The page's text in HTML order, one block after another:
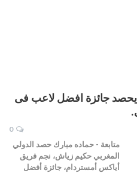
جائزة افضل لاعب فى
0
متابعة - حماده مبارك حصد الدولي
المغربي حكيم زياش، نجم فريق
أياكس أمستردام، جائزة أفضل